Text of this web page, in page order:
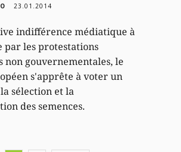
23.01.2014
indifférence médiatique à
par les protestations
non gouvernementales, le
s'apprête à voter un
sélection et la
des semences.